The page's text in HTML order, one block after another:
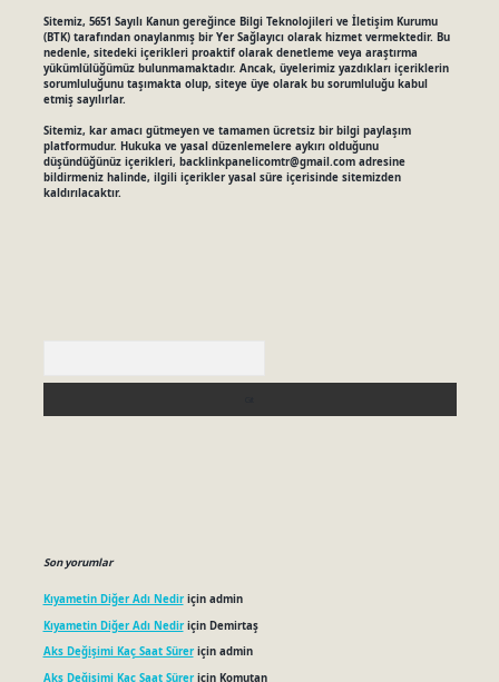
Sitemiz, 5651 Sayılı Kanun gereğince Bilgi Teknolojileri ve İletişim Kurumu
(BTK) tarafından onaylanmış bir Yer Sağlayıcı olarak hizmet vermektedir. Bu
nedenle, sitedeki içerikleri proaktif olarak denetleme veya araştırma
yükümlülüğümüz bulunmamaktadır. Ancak, üyelerimiz yazdıkları içeriklerin
sorumluluğunu taşımakta olup, siteye üye olarak bu sorumluluğu kabul
etmiş sayılırlar.
Sitemiz, kar amacı gütmeyen ve tamamen ücretsiz bir bilgi paylaşım
platformudur. Hukuka ve yasal düzenlemelere aykırı olduğunu
düşündüğünüz içerikleri, backlinkpanelicomtr@gmail.comadresine
bildirmeniz halinde, ilgili içerikler yasal süre içerisinde sitemizden
kaldırılacaktır.
Son yorumlar
Kıyametin Diğer Adı Nediriçin admin
Kıyametin Diğer Adı Nediriçin Demirtaş
Aks Değişimi Kaç Saat Süreriçin admin
Aks Değişimi Kaç Saat Süreriçin Komutan